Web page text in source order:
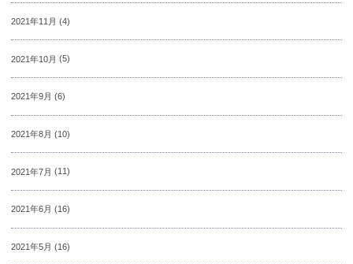
2021年11月 (4)
2021年10月 (5)
2021年9月 (6)
2021年8月 (10)
2021年7月 (11)
2021年6月 (16)
2021年5月 (16)